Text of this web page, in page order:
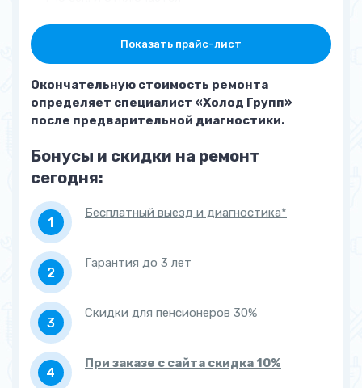
холодильника
перемораживает
Намерзает шуба из снега
(перемораживает)
от 2 000 руб.
Основная камера не
набирает температуру
от 1 700 руб.
Морозилка не набирает
температуру (плохо
морозит)
от 2 500 руб.
Наименование услуги
Замена пускового реле от 500 руб.
Замена термостата
Замена фильтра
Показать прайс-лист
Окончательную стоимость ремонта
определяет специалист «Холод Групп»
после предварительной диагностики.
Бонусы и скидки на ремонт
сегодня:
Бесплатный выезд и диагностика*
Гарантия до 3 лет
Скидки для пенсионеров 30%
При заказе с сайта скидка 10%